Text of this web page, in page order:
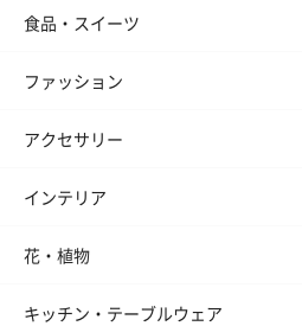
食品・スイーツ
ファッション
アクセサリー
インテリア
花・植物
キッチン・テーブルウェア